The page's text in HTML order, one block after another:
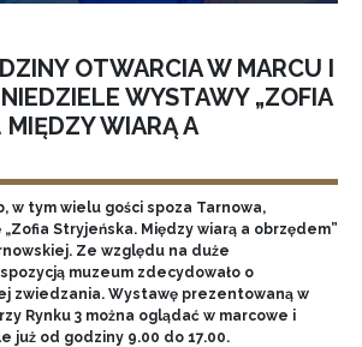
OTWARCIA W MARCU I
WYSTAWY „ZOFIA
MIĘDZY WIARĄ A
w tym wielu gości spoza Tarnowa,
Stryjeńska. Między wiarą a obrzędem”
Ze względu na duże
muzeum zdecydowało o
zwiedzania. Wystawę prezentowaną w
Rynku 3 można oglądać w marcowe i
już od godziny 9.00 do 17.00.